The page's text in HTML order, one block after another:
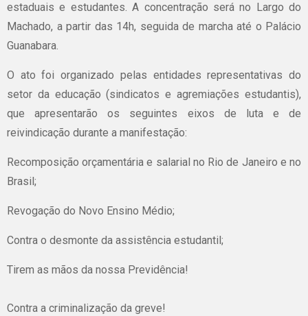
estaduais e estudantes. A concentração será no Largo do
Machado, a partir das 14h, seguida de marcha até o Palácio
Guanabara.
O ato foi organizado pelas entidades representativas do
setor da educação (sindicatos e agremiações estudantis),
que apresentarão os seguintes eixos de luta e de
reivindicação durante a manifestação:
Recomposição orçamentária e salarial no Rio de Janeiro e no
Brasil;
Revogação do Novo Ensino Médio;
Contra o desmonte da assistência estudantil;
Tirem as mãos da nossa Previdência!
Contra a criminalização da greve!